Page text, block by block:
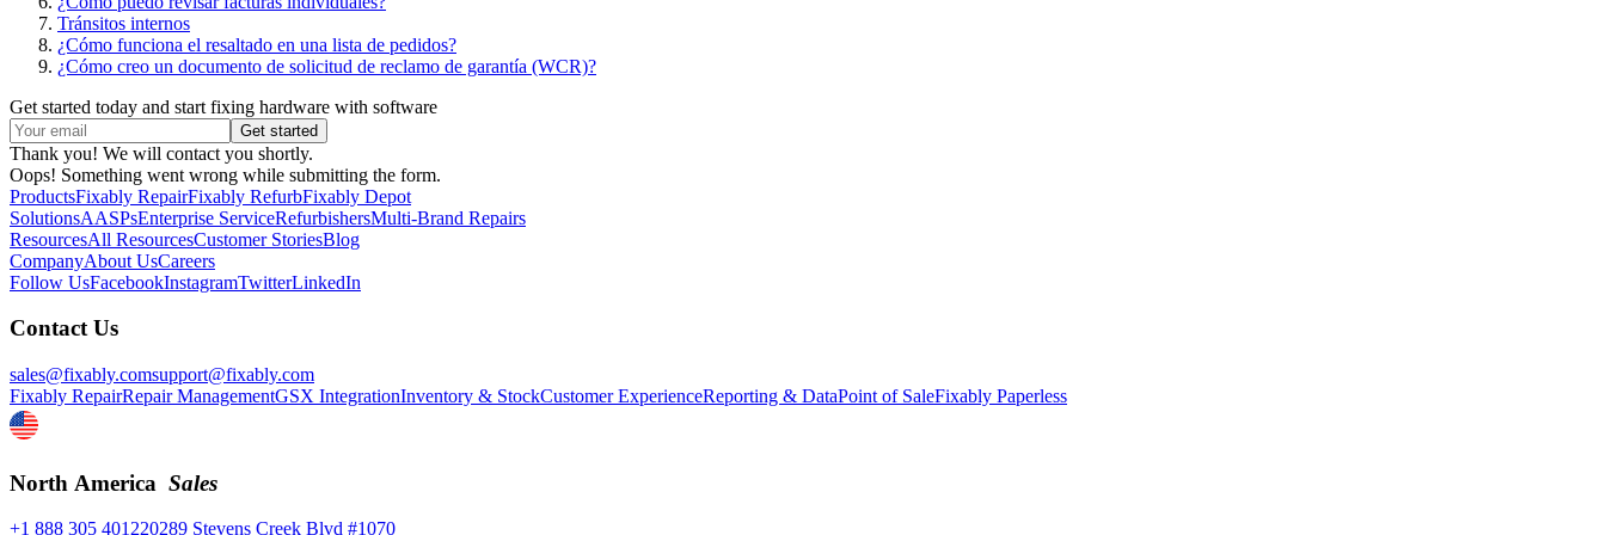
Tránsitos internos
¿Cómo funciona el resaltado en una lista de pedidos?
¿Cómo creo un documento de solicitud de reclamo de garantía (WCR)?
Get started today and start fixing hardware with software
Thank you! We will contact you shortly.
Oops! Something went wrong while submitting the form.
ProductsFixably RepairFixably RefurbFixably Depot
SolutionsAASPsEnterprise ServiceRefurbishersMulti-Brand Repairs
ResourcesAll ResourcesCustomer StoriesBlog
CompanyAbout UsCareers
Follow UsFacebookInstagramTwitterLinkedIn
Contact Us
sales@fixably.comsupport@fixably.com
Fixably RepairRepair ManagementGSX IntegrationInventory & StockCustomer ExperienceReporting & DataPoint of SaleFixably Paperless
North America Sales
+1 888 305 401220289 Stevens Creek Blvd #1070